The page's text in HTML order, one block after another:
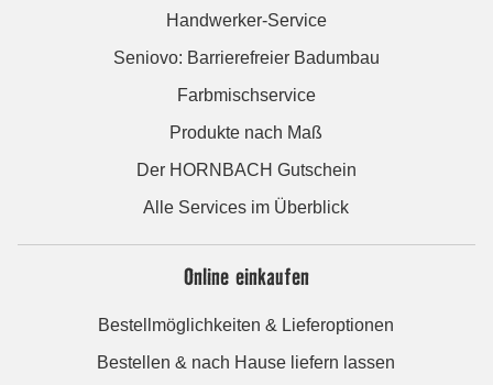
Handwerker-Service
Seniovo: Barrierefreier Badumbau
Farbmischservice
Produkte nach Maß
Der HORNBACH Gutschein
Alle Services im Überblick
Online einkaufen
Bestellmöglichkeiten & Lieferoptionen
Bestellen & nach Hause liefern lassen